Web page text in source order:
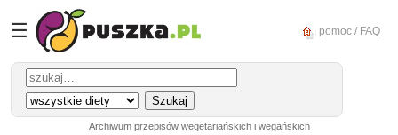
☰ pomoc / FAQ
Archiwum przepisów wegetariańskich i wegańskich